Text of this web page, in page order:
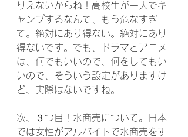
りえないからね！高校生が一人でキ
ャンプするなんて、もう危なすぎ
て。絶対にあり得ない。絶対にあり
得ないです。でも、ドラマとアニメ
は、何でもいいので、何をしてもい
いので、そういう設定がありますけ
ど、実際はないですね。
次、３つ目！水商売について。日本
では女性がアルバイトで水商売をす